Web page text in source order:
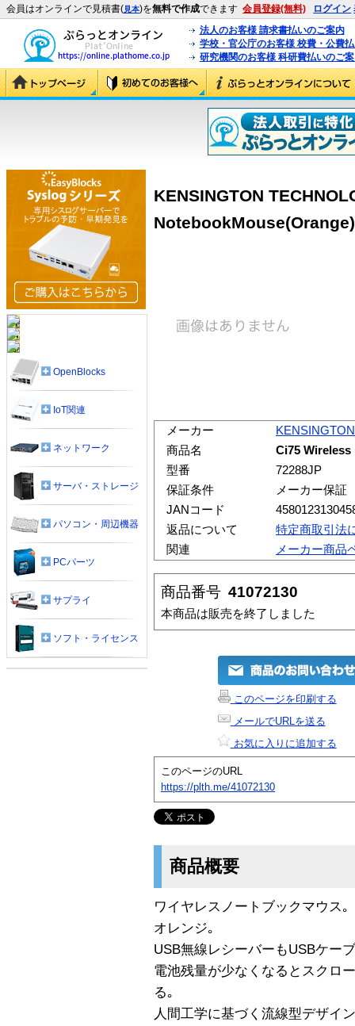
会員はオンラインで見積書(見本)を無料で作成できます 会員登録(無料) ログイン
法人のお客様 請求書払いのご案内
学校・官公庁のお客様 校費・公費
研究機関のお客様 科研費払いのご
KENSINGTON
メーカー
商品名
Ci75
型番
72288JP
保証条件
メーカー保証
JANコード
返品について
特定商取引法
関連
メーカー商品
商品番号 41072130
本商品は販売を終了しました
このページを印刷する
メールでURLを送る
お気に入りに追加する
このページのURL
https://plth.me/41072130
商品概要
ワイヤレスノートブックマウス｡
オレンジ｡
USB無線レシーバーもUSBケー
電池残量が少なくなるとスクロ
る｡
人間工学に基づく流線型デザイ
OpenBlocks
IoT関連
ネットワーク
サーバ・ストレージ
パソコン・周辺機器
PCパーツ
サプライ
ソフト・ライセンス